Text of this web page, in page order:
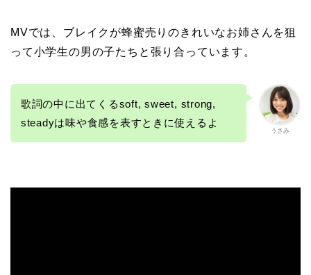
MVでは、ブレイクが蜂蜜売りのきれいなお姉さんを狙
って小学生の男の子たちと張り合っています。
うさみ
歌詞の中に出てくるsoft, sweet, strong,
steadyは味や食感を表すときに使えるよ